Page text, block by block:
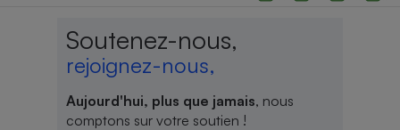
Soutenez-nous,
rejoignez-nous,
Aujourd'hui, plus que jamais, nous
comptons sur votre soutien !